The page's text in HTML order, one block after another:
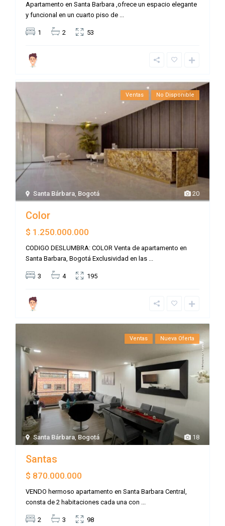
Apartamento en Santa Barbara ,ofrece un espacio elegante
y funcional en un cuarto piso de ...
1 2 53
20
Santa Bárbara, Bogotá
Ventas No Disponible
Color
$ 1.250.000.000
CODIGO DESLUMBRA: COLOR Venta de apartamento en
Santa Barbara, Bogotá Exclusividad en las ...
3 4 195
18
Santa Bárbara, Bogotá
Ventas Nueva Oferta
Santas
$ 870.000.000
VENDO hermoso apartamento en Santa Barbara Central,
consta de 2 habitaciones cada una con ...
2 3 98